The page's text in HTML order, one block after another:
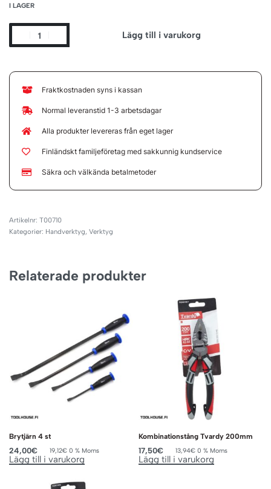
I LAGER
Lägg till i varukorg
Fraktkostnaden syns i kassan
Normal leveranstid 1-3 arbetsdagar
Alla produkter levereras från eget lager
Finländskt familjeföretag med sakkunnig kundservice
Säkra och välkända betalmetoder
T00710
Kategorier: Handverktyg, Verktyg
Relaterade produkter
Brytjärn 4 st
24,00€ 19,12€ 0 % Moms
Lägg till i varukorg
Kombinationstång Tvardy 200mm
17,50€ 13,94€ 0 % Moms
Lägg till i varukorg